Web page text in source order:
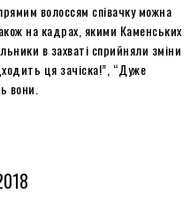
волоссям співачку можна
на кадрах, якими Каменських
в захваті сприйняли зміни
ця зачіска!”, “Дуже
вони.